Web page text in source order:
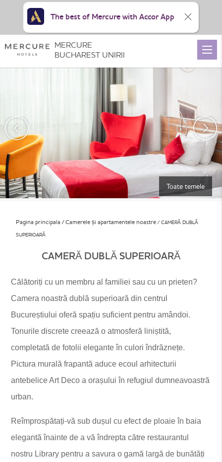
Toate temele
Pagina principala Camerele și apartamentele noastre
CAMERĂ DUBLĂ
SUPERIOARĂ
CAMERĂ DUBLĂ SUPERIOARĂ
Călătoriți cu un membru al familiei sau cu un prieten?
Camera noastră dublă superioară din centrul
Bucureștiului oferă spațiu suficient pentru amândoi.
Tonurile discrete creează o atmosferă liniștită,
completată de fotolii elegante în culori îndrăznețe.
Pictura murală frapantă aduce ecoul arhitecturii
antebelice Art Deco a orașului în refugiul dumneavoastră
urban.
Reîmprospătați-vă sub dușul cu efect de ploaie în baia
elegantă înainte de a vă îndrepta către restaurantul
nostru Library pentru a savura o gamă largă de bunătăți
MERCURE
BUCHAREST UNIRII
The best of Mercure with Accor App